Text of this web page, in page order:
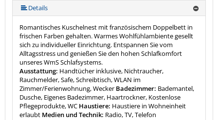
Details
Romantisches Kuschelnest mit französischem Doppelbett in
frischen Farben gehalten. Warmes Wohlfühlambiente gesellt
sich zu individueller Einrichtung. Entspannen Sie vom
Alltagsstress und genießen Sie den hohen Schlafkomfort
unseres WmS Schlafsystems.
Ausstattung: Handtücher inklusive, Nichtraucher,
Rauchmelder, Safe, Schreibtisch, WLAN im
Zimmer/Ferienwohnung, Wecker Badezimmer: Bademantel,
Dusche, Eigenes Badezimmer, Haartrockner, Kostenlose
Pflegeprodukte, WC Haustiere: Haustiere in Wohneinheit
erlaubt Medien und Technik: Radio, TV, Telefon